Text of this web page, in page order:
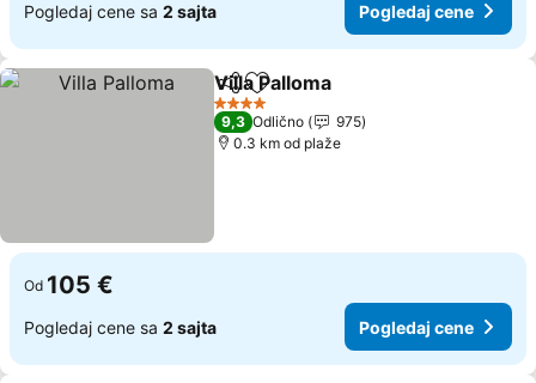
Pogledaj cene sa 2 sajta Pogledaj cene
Deli Dodati u favorite
Villa Palloma
4 Zvezdice
9,3 Odlično
975
0.3 km od plaže
Od 105 €
Pogledaj cene sa 2 sajta Pogledaj cene